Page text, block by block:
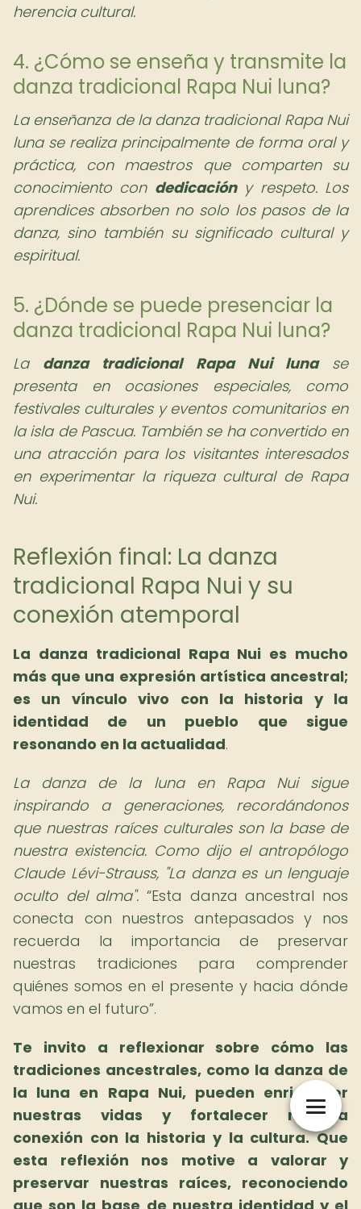
herencia cultural.
4. ¿Cómo se enseña y transmite la
danza tradicional Rapa Nui luna?
La enseñanza de la danza tradicional Rapa Nui
luna se realiza principalmente de forma oral y
práctica, con maestros que comparten su
conocimiento con dedicacióny respeto. Los
aprendices absorben no solo los pasos de la
danza, sino también su significado cultural y
espiritual.
5. ¿Dónde se puede presenciar la
danza tradicional Rapa Nui luna?
La danza tradicional Rapa Nui lunase
presenta en ocasiones especiales, como
festivales culturales y eventos comunitarios en
la isla de Pascua. También se ha convertido en
una atracción para los visitantes interesados
en experimentar la riqueza cultural de Rapa
Nui.
Reflexión final: La danza
tradicional Rapa Nui y su
conexión atemporal
La danza tradicional Rapa Nui es mucho
más que una expresión artística ancestral;
es un vínculo vivo con la historia y la
identidad de un pueblo que sigue
resonando en la actualidad.
La danza de la luna en Rapa Nui sigue
inspirando a generaciones, recordándonos
que nuestras raíces culturales son la base de
nuestra existencia. Como dijo el antropólogo
Claude Lévi-Strauss, "La danza es un lenguaje
oculto del alma".
Esta danza ancestral nos
conecta con nuestros antepasados y nos
recuerda la importancia de preservar
nuestras tradiciones para comprender
quiénes somos en el presente y hacia dónde
vamos en el futuro .
Te invito a reflexionar sobre cómo las
tradiciones ancestrales, como la danza de
la luna en Rapa Nui, pueden enriquecer
nuestras vidas y fortalecer nuestra
conexión con la historia y la cultura. Que
esta reflexión nos motive a valorar y
preservar nuestras raíces, reconociendo